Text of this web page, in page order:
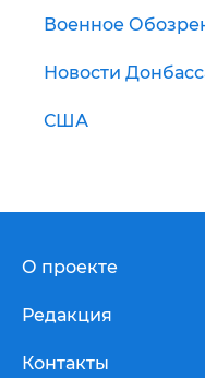
Военное
Новости
США
О проекте
Редакция
Контакты